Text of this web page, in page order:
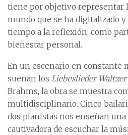
tiene por objetivo representar
mundo que se ha digitalizado
tiempo a la reflexión, como
bienestar personal.
En un escenario en constante
suenan los Liebeslieder Waltzer
Brahms, la obra se muestra
multidisciplinario. Cinco
dos pianistas nos enseñan
cautivadora de escuchar la